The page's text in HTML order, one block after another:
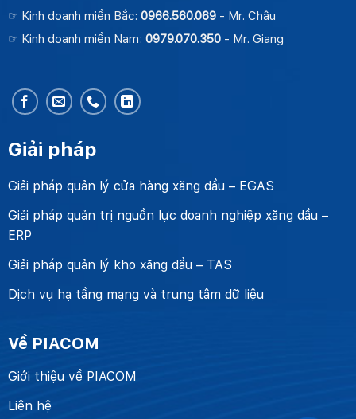
☞ Kinh doanh miền Bắc: 0966.560.069- Mr. Châu
☞ Kinh doanh miền Nam: 0979.070.350- Mr. Giang
Giải pháp
Giải pháp quản lý cửa hàng xăng dầu – EGAS
Giải pháp quản trị nguồn lực doanh nghiệp xăng dầu –
ERP
Giải pháp quản lý kho xăng dầu – TAS
Dịch vụ hạ tầng mạng và trung tâm dữ liệu
Về PIACOM
Giới thiệu về PIACOM
Liên hệ